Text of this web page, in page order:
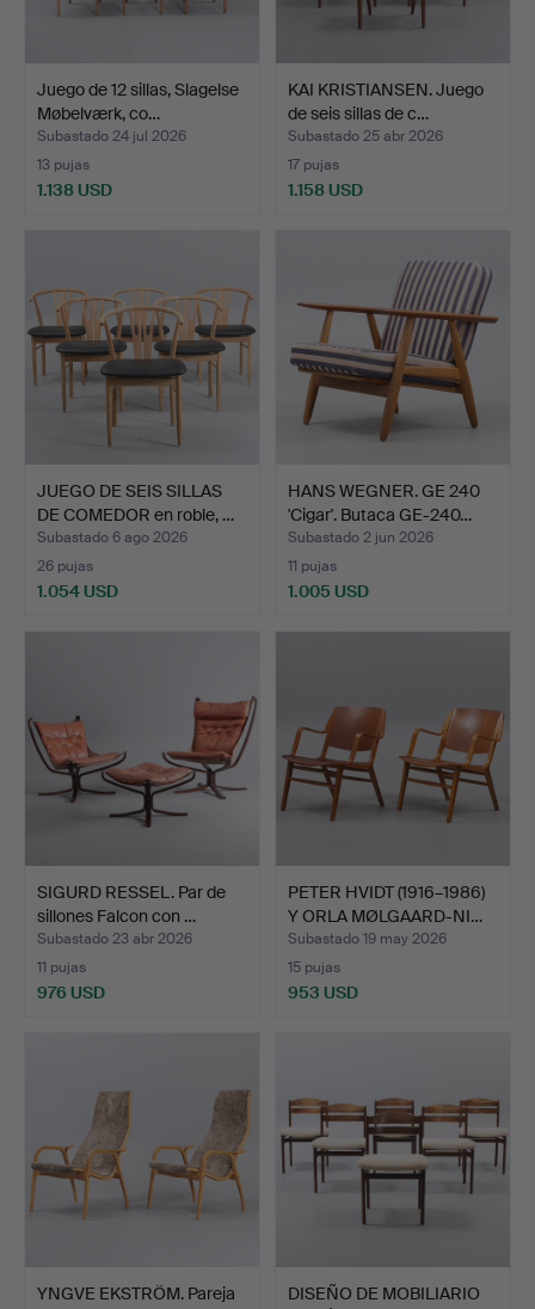
Juego de 12 sillas, Slagelse
Møbelværk, co…
Subastado 24 jul 2026
13 pujas
1.138 USD
KAI KRISTIANSEN. Juego
de seis sillas de c…
Subastado 25 abr 2026
17 pujas
1.158 USD
JUEGO DE SEIS SILLAS
DE COMEDOR en roble, …
Subastado 6 ago 2026
26 pujas
1.054 USD
HANS WEGNER. GE 240
'Cigar'. Butaca GE-240…
Subastado 2 jun 2026
11 pujas
1.005 USD
SIGURD RESSEL. Par de
sillones Falcon con …
Subastado 23 abr 2026
11 pujas
976 USD
PETER HVIDT (1916–1986)
Y ORLA MØLGAARD-NI…
Subastado 19 may 2026
15 pujas
953 USD
YNGVE EKSTRÖM. Pareja
DISEÑO DE MOBILIARIO